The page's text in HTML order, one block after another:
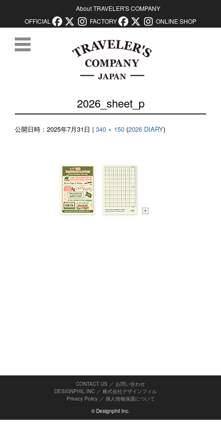
About TRAVELER'S COMPANY
OFFICIAL
FACTORY ONLINE SHOP
2026_sheet_p
公開日時： 2025年7月31日 | 340 × 150 (2026 DIARY)
CONTACT US ／ お問い合わせ
DESIGNPHIL.INC ／ 株式会社デザインフィル
Privacy Policy／ 個人情報保護について
© Designphil Inc.